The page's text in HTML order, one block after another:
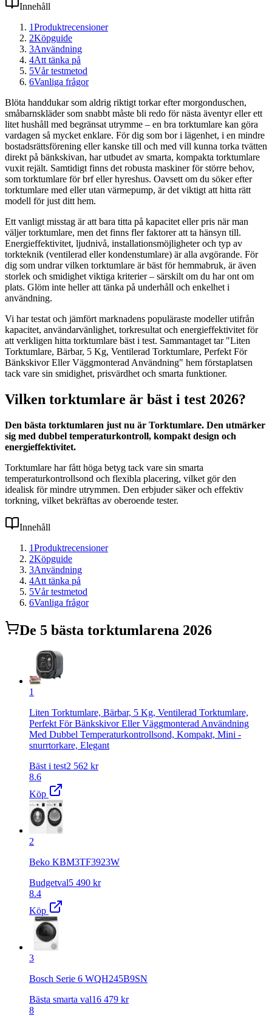
Innehåll
1Produktrecensioner
2Köpguide
3Användning
4Att tänka på
5Vår testmetod
6Vanliga frågor
Blöta handdukar som aldrig riktigt torkar efter morgonduschen,
småbarnskläder som snabbt måste bli redo för nästa äventyr eller ett
litet hushåll med begränsat utrymme – en bra torktumlare kan göra
vardagen så mycket enklare. För dig som bor i lägenhet, i en mindre
bostadsrättsförening eller kanske till och med vill kunna torka tvätten
direkt på bänkskivan, har utbudet av smarta, kompakta torktumlare
vuxit rejält. Samtidigt finns det robusta maskiner för större behov,
som torktumlare för brf eller hyreshus. Oavsett om du söker efter
torktumlare med eller utan värmepump, är det viktigt att hitta rätt
modell för just ditt hem.
Ett vanligt misstag är att bara titta på kapacitet eller pris när man
väljer torktumlare, men det finns fler faktorer att ta hänsyn till.
Energieffektivitet, ljudnivå, installationsmöjligheter och typ av
torkteknik (ventilerad eller kondenstumlare) är alla avgörande. För
dig som undrar vilken torktumlare är bäst för hemmabruk, är även
storlek och smidighet viktiga kriterier – särskilt om du har ont om
plats. Glöm inte heller att tänka på underhåll och enkelhet i
användning.
Vi har testat och jämfört marknadens populäraste modeller utifrån
kapacitet, användarvänlighet, torkresultat och energieffektivitet för
att verkligen hitta torktumlare bäst i test. Sammantaget tar "Liten
Torktumlare, Bärbar, 5 Kg, Ventilerad Torktumlare, Perfekt För
Bänkskivor Eller Väggmonterad Användning" hem förstaplatsen
tack vare sin smidighet, prisvärdhet och smarta funktioner.
Vilken torktumlare är bäst i test 2026?
Den bästa torktumlaren just nu är Torktumlare. Den utmärker
sig med dubbel temperaturkontroll, kompakt design och
energieffektivitet.
Torktumlare har fått höga betyg tack vare sin smarta
temperaturkontrollsond och flexibla placering, vilket gör den
idealisk för mindre utrymmen. Den erbjuder säker och effektiv
torkning, vilket bekräftas av oberoende tester.
Innehåll
1Produktrecensioner
2Köpguide
3Användning
4Att tänka på
5Vår testmetod
6Vanliga frågor
De 5 bästa torktumlarena 2026
1
Liten Torktumlare, Bärbar, 5 Kg, Ventilerad Torktumlare,
Perfekt För Bänkskivor Eller Väggmonterad Användning
Med Dubbel Temperaturkontrollsond, Kompakt, Mini -
snurrtorkare, Elegant
Bäst i test2 562 kr
8.6
Köp
2
Beko KBM3TF3923W
Budgetval5 490 kr
8.4
Köp
3
Bosch Serie 6 WQH245B9SN
Bästa smarta val16 479 kr
8